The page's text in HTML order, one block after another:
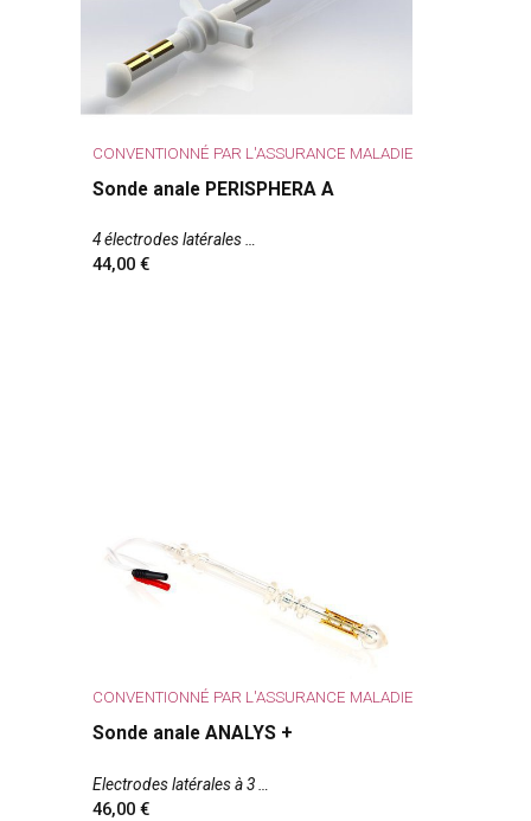
CONVENTIONNÉ PAR L'ASSURANCE MALADIE
Sonde anale PERISPHERA A
4 électrodes latérales
44,00
CONVENTIONNÉ PAR L'ASSURANCE MALADIE
Sonde anale ANALYS +
Electrodes latérales à 3
46,00